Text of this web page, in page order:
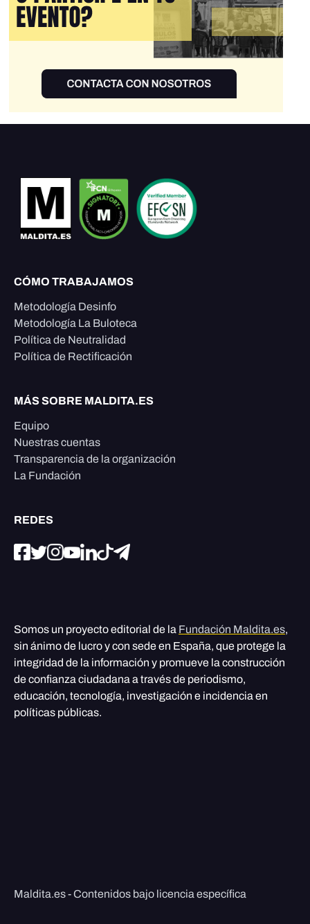
CÓMO TRABAJAMOS
Metodología Desinfo
Metodología La Buloteca
Política de Neutralidad
Política de Rectificación
MÁS SOBRE MALDITA.ES
Equipo
Nuestras cuentas
Transparencia de la organización
La Fundación
REDES
Somos un proyecto editorial de la Fundación Maldita.es,
sin ánimo de lucro y con sede en España, que protege la
integridad de la información y promueve la construcción
de confianza ciudadana a través de periodismo,
educación, tecnología, investigación e incidencia en
políticas públicas.
Maldita.es - Contenidos bajo licencia específica